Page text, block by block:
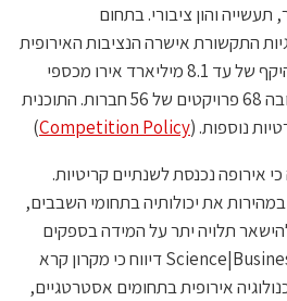
והון ציבורי. בתחום
התקשורת אישרה הנציבות האירופית
ביוני 2023 תוכנית IPCEI בהיקף של עד 8.1 מיליארד אירו מכספי
ציבור מ־14 מדינות חברות, ובה 68 פרויקטים של 56 חברות. התוכנית
נוספות. (Competition Policy
)
אירופה נכנסת לשנתיים קריטיות.
את יכולותיה בתחומי השבבים,
תלויה יתר על המידה בספקים
ובתשתיות מחוץ לאירופה. Science|Business דיווח כי מקרון קרא
אירופית בתחומים אסטרטגיים,